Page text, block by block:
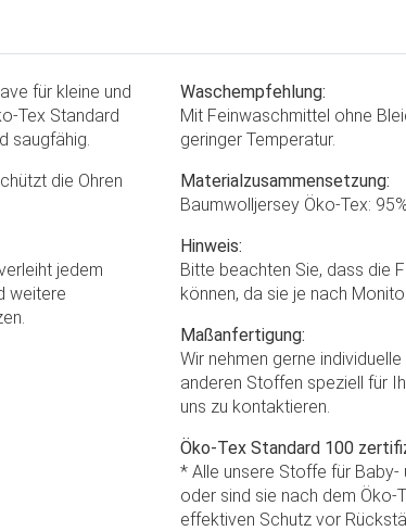
für kleine und
Tex Standard
saugfähig.
die Ohren
jedem
weitere
Waschempfehlung:
Mit Feinwaschmittel ohne
geringer Temperatur.
Materialzusammensetzung:
Baumwolljersey Öko-Tex:
Hinweis:
Bitte beachten Sie, dass die
können, da sie je nach
Maßanfertigung:
Wir nehmen gerne
anderen Stoffen speziell für
uns zu kontaktieren.
Öko-Tex Standard 100
* Alle unsere Stoffe für Baby-
oder sind sie nach dem Öko-
effektiven Schutz vor